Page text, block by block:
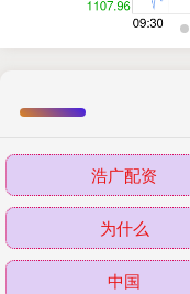
浩广配资
为什么
中国